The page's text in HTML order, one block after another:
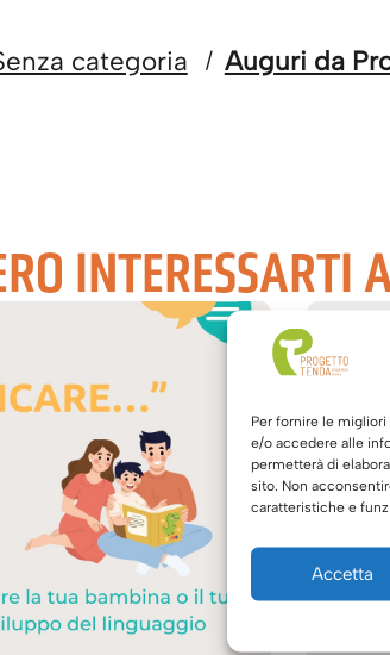
Per fornire le
e/o accedere alle
permetterà di
sito. Non
caratteristiche e
Accetta
categoria / Auguri da
INTERESSARTI